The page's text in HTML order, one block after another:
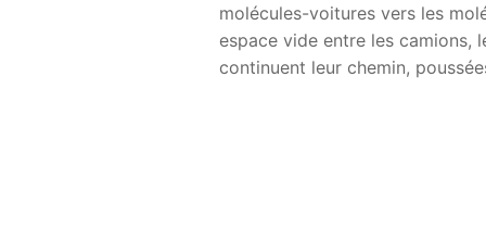
molécules-voitures vers les
espace vide entre les camions,
continuent leur chemin,